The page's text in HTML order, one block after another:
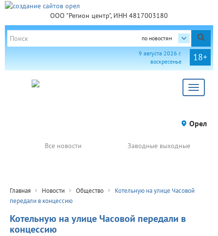
ООО "Регион центр", ИНН 4817003180
по новостям
18+
9 августа 2026 г.
воскресенье
Toggle
Орел
Все новости Заводные выходные
Главная Новости Общество
Котельную на улице Часовой
передали в концессию
Котельную на улице Часовой передали в
концессию